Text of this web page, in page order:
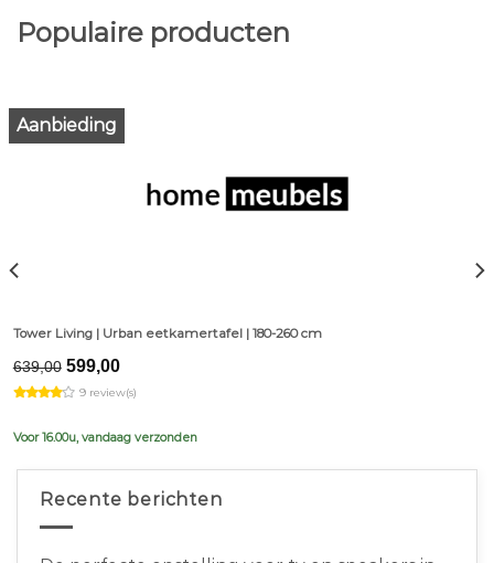
Populaire producten
Aanbieding
Tower Living | Urban eetkamertafel | 180-260 cm
639,00 Original
price
was:
599,00Current
is:
9 review(s)
Voor 16.00u, vandaag verzonden
Recente berichten